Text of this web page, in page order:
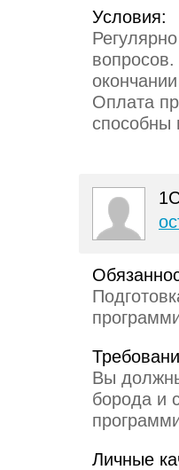
Условия:
Оплата
способны
Вы
борода и
Личные